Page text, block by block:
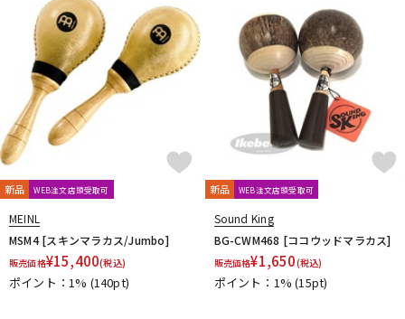
新品 WEB注文店頭受取可
MEINL
MSM4 [スキンマラカス/Jumbo]
販売価格¥15,400(税込)
ポイント：1% (140pt)
新品 WEB注文店頭受取可
Sound King
BG-CWM468 [ココウッドマラカス]
販売価格¥1,650(税込)
ポイント：1%(15pt)